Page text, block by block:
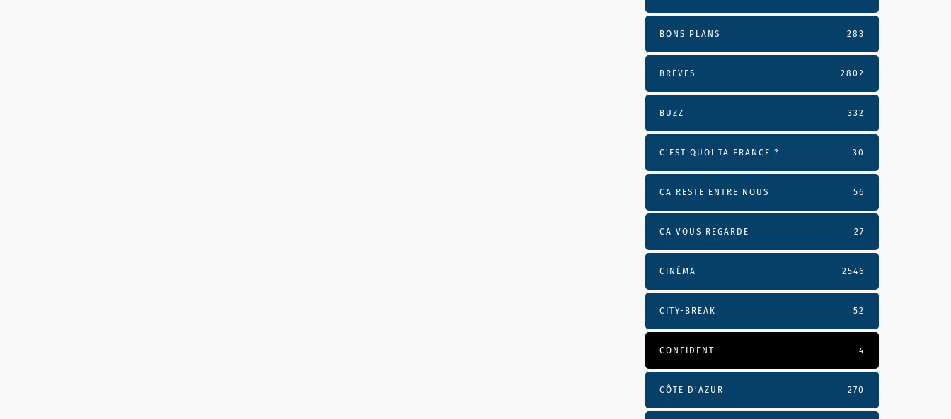
BONS PLANS 283
BRÈVES 2802
BUZZ 332
C'EST QUOI TA FRANCE ? 30
CA RESTE ENTRE NOUS 56
CA VOUS REGARDE 27
CINÉMA 2546
CITY-BREAK 52
CONFIDENT 4
CÔTE D’AZUR 270